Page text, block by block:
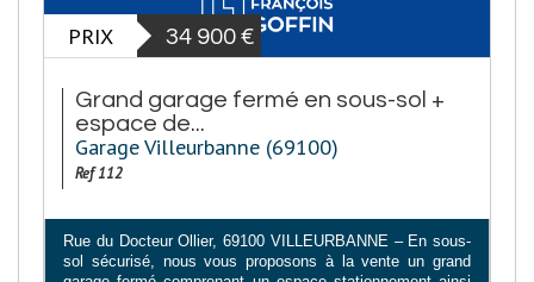
PRIX 34 900 €
Grand garage fermé en sous-sol +
espace de...
Garage Villeurbanne (69100)
Ref 112
Rue du Docteur Ollier, 69100 VILLEURBANNE – En sous-
sol sécurisé, nous vous proposons à la vente un grand